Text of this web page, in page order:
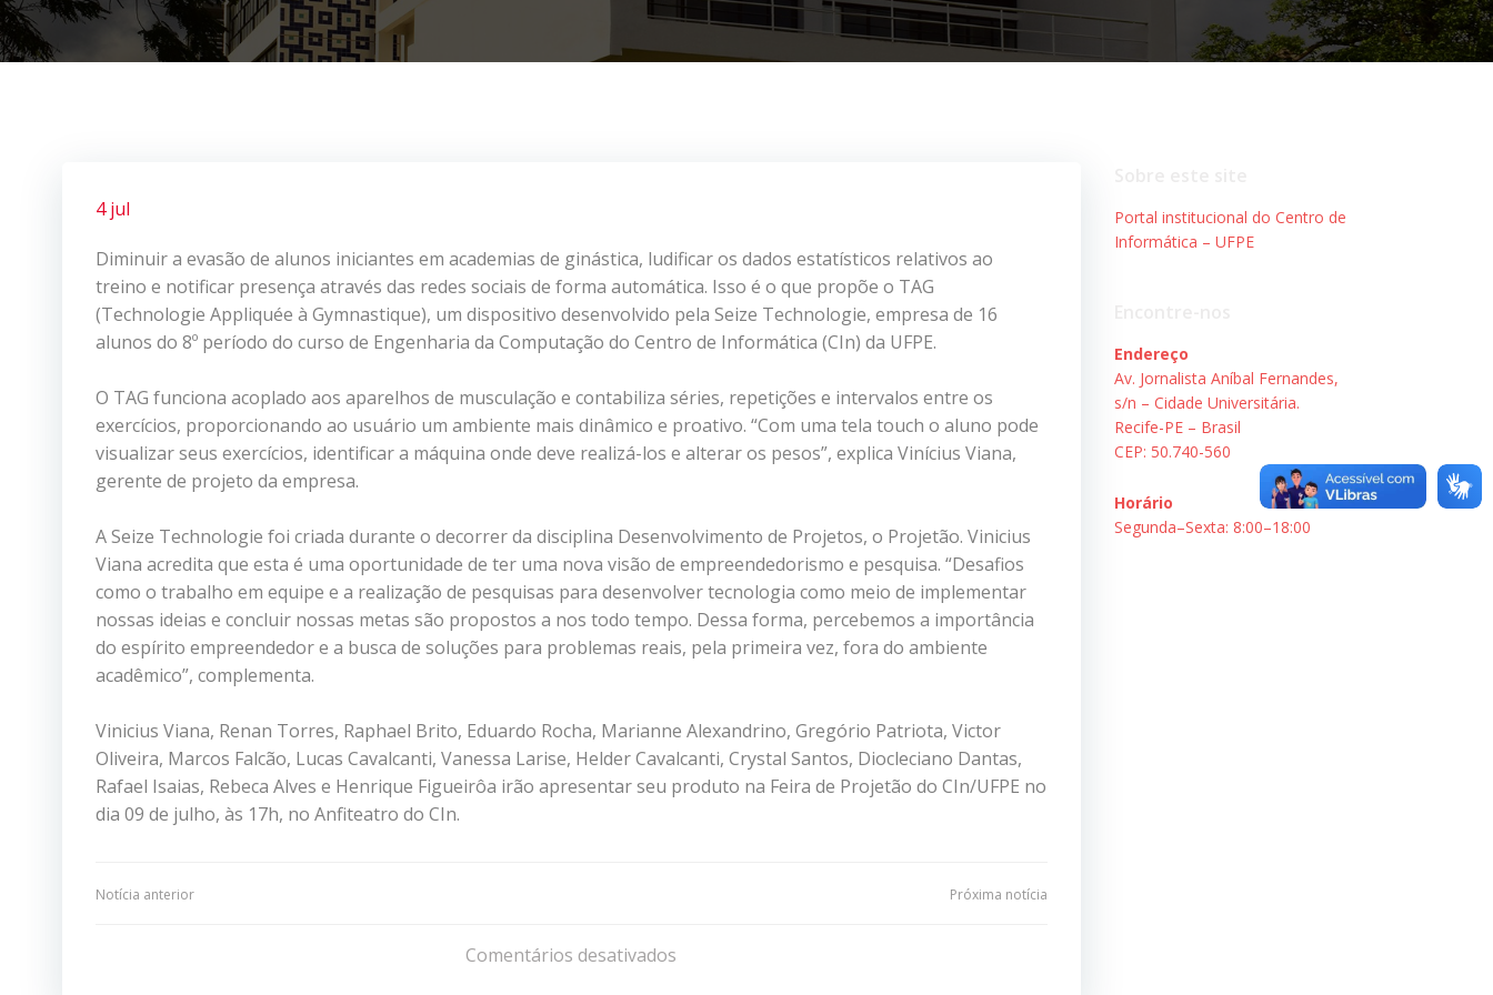
4 jul
Diminuir a evasão de alunos iniciantes em academias de ginástica, ludificar os dados estatísticos relativos ao
treino e notificar presença através das redes sociais de forma automática. Isso é o que propõe o TAG
(Technologie Appliquée à Gymnastique), um dispositivo desenvolvido pela Seize Technologie, empresa de 16
alunos do 8º período do curso de Engenharia da Computação do Centro de Informática (CIn) da UFPE.
O TAG funciona acoplado aos aparelhos de musculação e contabiliza séries, repetições e intervalos entre os
exercícios, proporcionando ao usuário um ambiente mais dinâmico e proativo. “Com uma tela touch o aluno pode
visualizar seus exercícios, identificar a máquina onde deve realizá-los e alterar os pesos”, explica Vinícius Viana,
gerente de projeto da empresa.
A Seize Technologie foi criada durante o decorrer da disciplina Desenvolvimento de Projetos, o Projetão. Vinicius
Viana acredita que esta é uma oportunidade de ter uma nova visão de empreendedorismo e pesquisa. “Desafios
como o trabalho em equipe e a realização de pesquisas para desenvolver tecnologia como meio de implementar
nossas ideias e concluir nossas metas são propostos a nos todo tempo. Dessa forma, percebemos a importância
do espírito empreendedor e a busca de soluções para problemas reais, pela primeira vez, fora do ambiente
acadêmico”, complementa.
Vinicius Viana, Renan Torres, Raphael Brito, Eduardo Rocha, Marianne Alexandrino, Gregório Patriota, Victor
Oliveira, Marcos Falcão, Lucas Cavalcanti, Vanessa Larise, Helder Cavalcanti, Crystal Santos, Diocleciano Dantas,
Rafael Isaias, Rebeca Alves e Henrique Figueirôa irão apresentar seu produto na Feira de Projetão do CIn/UFPE no
dia 09 de julho, às 17h, no Anfiteatro do CIn.
Navegação
Notícia anterior
de
Próxima notícia
Comentários desativados
Portal institucional do Centro de
Informática – UFPE
Endereço
Av. Jornalista Aníbal Fernandes,
s/n – Cidade Universitária.
Recife-PE – Brasil
CEP: 50.740-560
Horário
Segunda–Sexta: 8:00–18:00